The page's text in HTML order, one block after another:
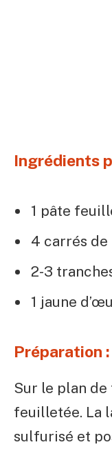
Ingrédients
1 pâte
4 carrés de
2-3
1 jaune
Préparation :
Sur le plan
feuilletée. La
sulfurisé et